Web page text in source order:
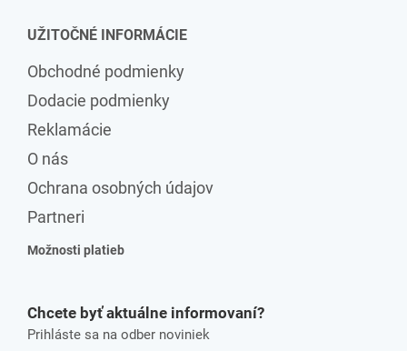
UŽITOČNÉ INFORMÁCIE
Obchodné podmienky
Dodacie podmienky
Reklamácie
O nás
Ochrana osobných údajov
Partneri
Možnosti platieb
Chcete byť aktuálne informovaní?
Prihláste sa na odber noviniek